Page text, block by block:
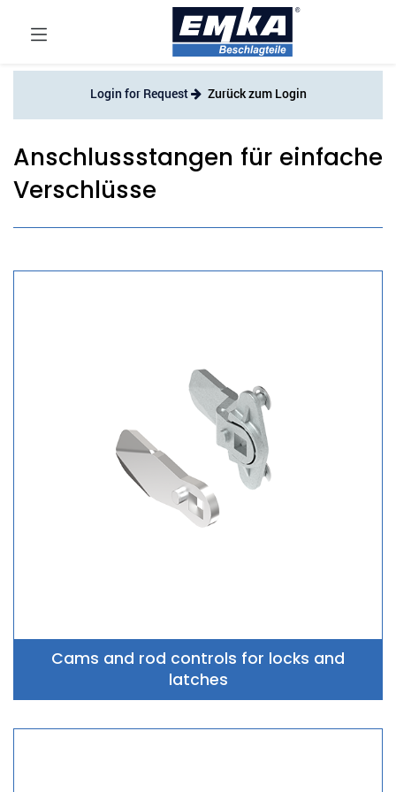
Login for Request Zurück zum Login
Anschlussstangen für einfache
Verschlüsse
Cams and rod controls for locks and
latches